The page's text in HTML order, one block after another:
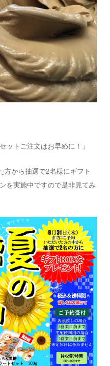
ットご注文はお早めに！」
方から抽選で2名様にギフト
を実施中ですので是非見てみ